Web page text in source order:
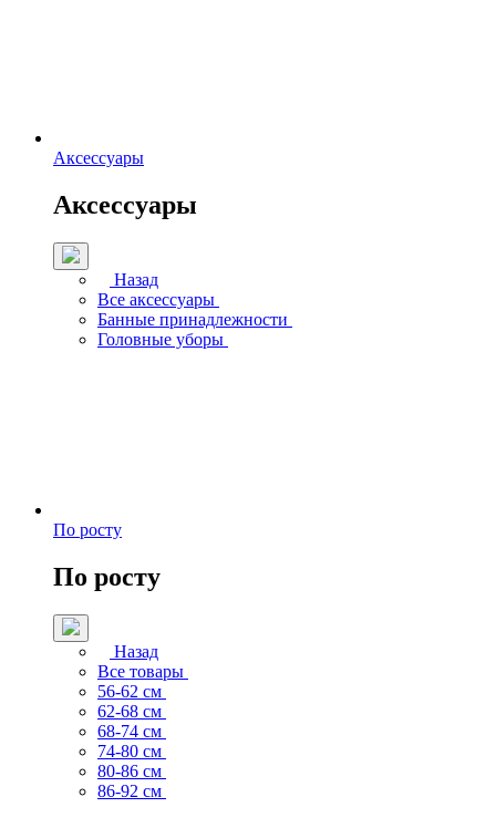
Аксессуары
Аксессуары
Назад
Все аксессуары
Банные принадлежности
Головные уборы
По росту
По росту
Назад
Все товары
56-62 см
62-68 см
68-74 см
74-80 см
80-86 см
86-92 см